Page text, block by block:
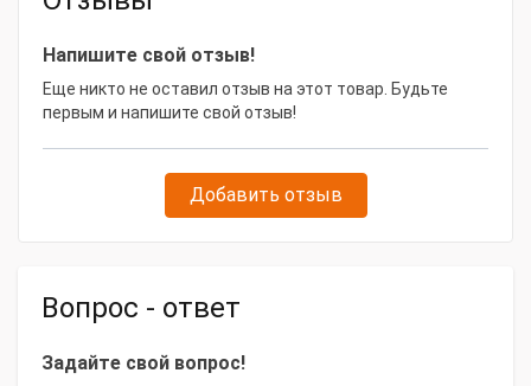
С осушителем
Габаритные размеры и вес
Напишите свой отзыв!
Еще никто не оставил отзыв на этот товар. Будьте
первым и напишите свой отзыв!
Добавить отзыв
Вопрос - ответ
Задайте свой вопрос!